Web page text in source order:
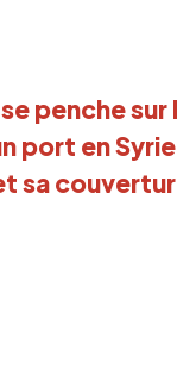
penche sur
port en
sa